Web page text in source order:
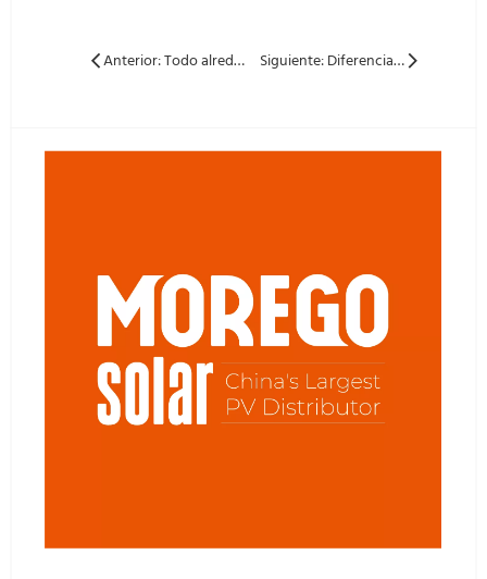
Anterior: Todo alrededor de 0bb, cómo el diseño libre de la barra aumenta la potencia y los costos de recortes Siguiente: Diferencias entre el globo único y el bifacial de doble vidrio Solar Panel y sus escenarios de aplicación